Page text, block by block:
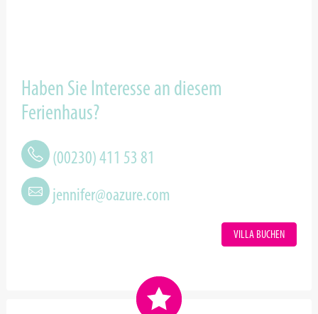
Haben Sie Interesse an diesem
Ferienhaus?
(00230) 411 53 81
jennifer@oazure.com
VILLA BUCHEN